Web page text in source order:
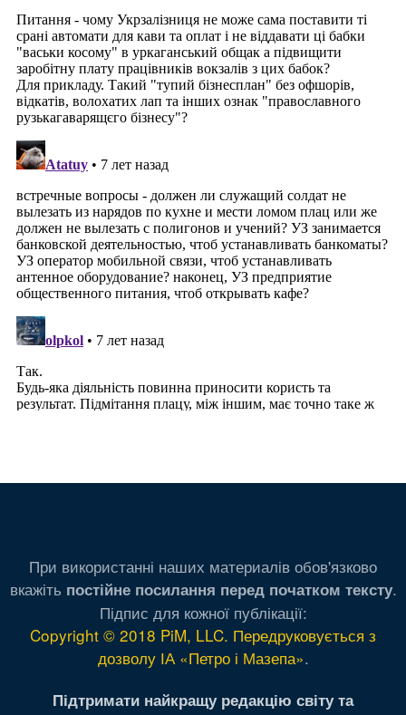
При використанні наших материалів обов'язково
вкажіть постійне посилання перед початком тексту.
Підпис для кожної публікації:
Copyright © 2018 PiM, LLC. Передруковується з
дозволу ІА «Петро і Мазепа».
Підтримати найкращу редакцію світу та